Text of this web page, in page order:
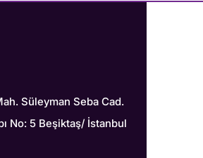
Süleyman Seba Cad.
No: 5 Beşiktaş/ İstanbul